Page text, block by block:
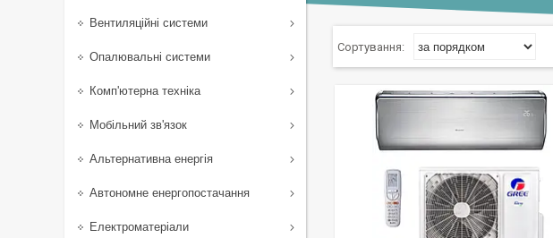
Вентиляційні системи
Опалювальні системи
Комп'ютерна техніка
Мобільний зв'язок
Альтернативна енергія
Автономне енергопостачання
Електроматеріали